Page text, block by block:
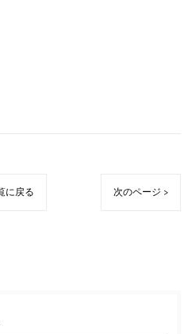
に戻る 次のページ >